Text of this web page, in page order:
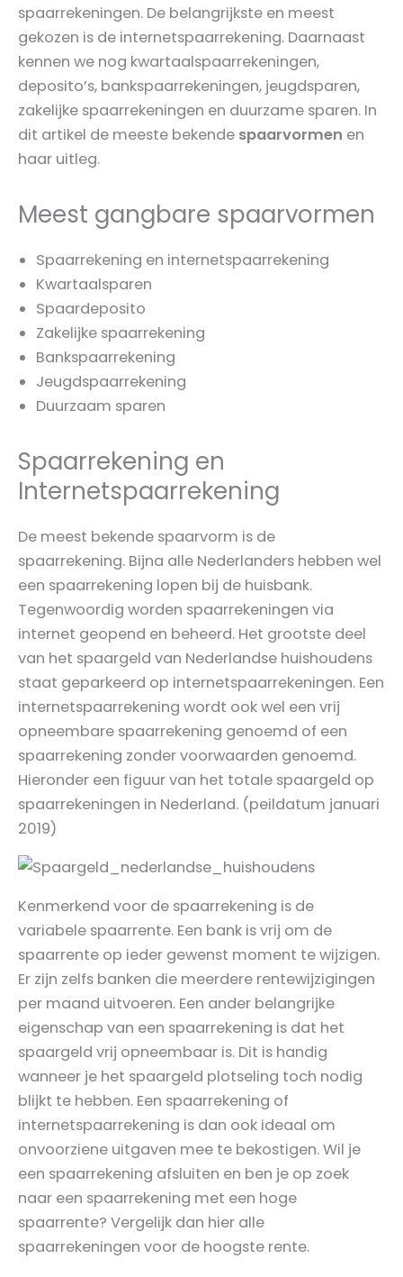
spaarrekeningen. De belangrijkste en meest
gekozen is de internetspaarrekening. Daarnaast
kennen we nog kwartaalspaarrekeningen,
deposito’s, bankspaarrekeningen, jeugdsparen,
zakelijke spaarrekeningen en duurzame sparen. In
dit artikel de meeste bekende spaarvormen en
haar uitleg.
Meest gangbare spaarvormen
Spaarrekening en internetspaarrekening
Kwartaalsparen
Spaardeposito
Zakelijke spaarrekening
Bankspaarrekening
Jeugdspaarrekening
Duurzaam sparen
Spaarrekening en
Internetspaarrekening
De meest bekende spaarvorm is de
spaarrekening. Bijna alle Nederlanders hebben wel
een spaarrekening lopen bij de huisbank.
Tegenwoordig worden spaarrekeningen via
internet geopend en beheerd. Het grootste deel
van het spaargeld van Nederlandse huishoudens
staat geparkeerd op internetspaarrekeningen. Een
internetspaarrekening wordt ook wel een vrij
opneembare spaarrekening genoemd of een
spaarrekening zonder voorwaarden genoemd.
Hieronder een figuur van het totale spaargeld op
spaarrekeningen in Nederland. (peildatum januari
2019)
Kenmerkend voor de spaarrekening is de
variabele spaarrente. Een bank is vrij om de
spaarrente op ieder gewenst moment te wijzigen.
Er zijn zelfs banken die meerdere rentewijzigingen
per maand uitvoeren. Een ander belangrijke
eigenschap van een spaarrekening is dat het
spaargeld vrij opneembaar is. Dit is handig
wanneer je het spaargeld plotseling toch nodig
blijkt te hebben. Een spaarrekening of
internetspaarrekening is dan ook ideaal om
onvoorziene uitgaven mee te bekostigen. Wil je
een spaarrekening afsluiten en ben je op zoek
naar een spaarrekening met een hoge
spaarrente? Vergelijk dan hier alle
spaarrekeningen voor de hoogste rente.